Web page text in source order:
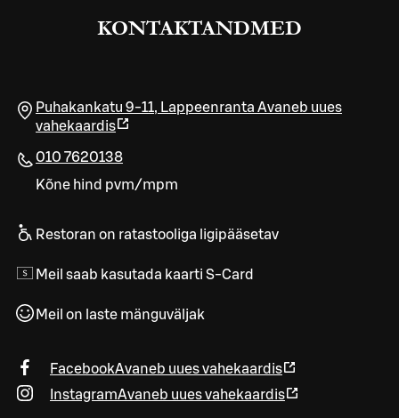
KONTAKTANDMED
Puhakankatu 9-11, Lappeenranta Avaneb uues
vahekaardis
010 7620138
Kõne hind pvm/mpm
Restoran on ratastooliga ligipääsetav
Meil saab kasutada kaarti S-Card
Meil on laste mänguväljak
FacebookAvaneb uues vahekaardis
InstagramAvaneb uues vahekaardis